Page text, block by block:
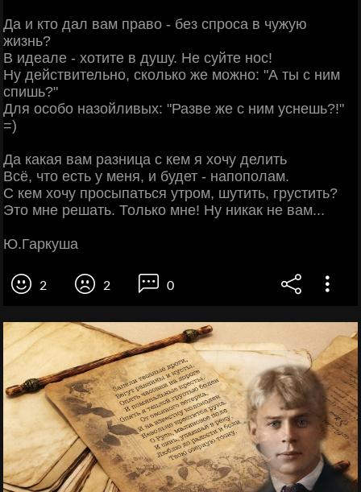
Да и кто дал вам право - без спроса в чужую
жизнь?
В идеале - хотите в душу. Не суйте нос!
Ну действительно, сколько же можно: "А ты с ним
спишь?"
Для особо назойливых: "Разве же с ним уснешь?!"
=)
Да какая вам разница с кем я хочу делить
Всё, что есть у меня, и будет - напополам.
С кем хочу просыпаться утром, шутить, грустить?
Это мне решать. Только мне! Ну никак не вам...
Ю.Гаркуша
2 2 0